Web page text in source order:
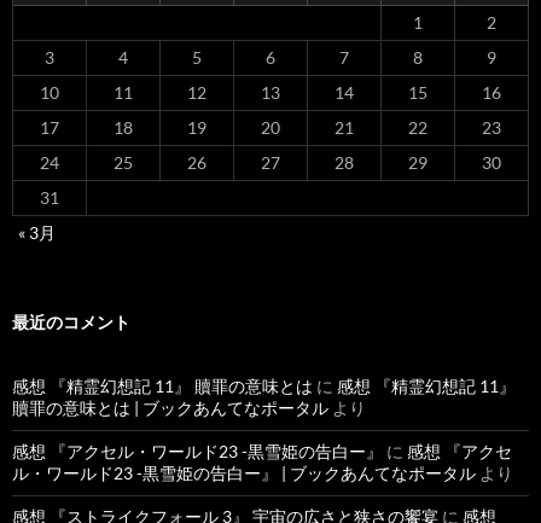
1
2
3
4 5 6 7 8
9
10
11 12 13 14 15
16
17
18 19 20 21 22
23
24
25 26 27 28 29
30
31
« 3月
最近のコメント
感想 『精霊幻想記 11』 贖罪の意味とは に 感想 『精霊幻想記 11』
贖罪の意味とは | ブックあんてなポータル より
感想 『アクセル・ワールド23 -黒雪姫の告白ー』 に 感想 『アクセ
ル・ワールド23 -黒雪姫の告白ー』 | ブックあんてなポータル より
感想 『ストライクフォール 3』 宇宙の広さと狭さの饗宴 に 感想